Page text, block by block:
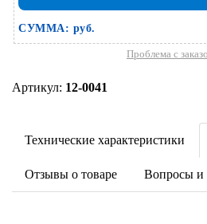
СУММА: руб.
Проблема с
Артикул: 12-0041
Технические характеристики
Отзывы о товаре Вопросы и